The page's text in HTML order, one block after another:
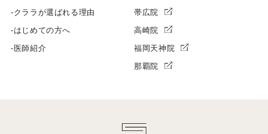
クララが選ばれる理由
はじめての方へ
医師紹介
帯広院
高崎院
福岡天神院
那覇院